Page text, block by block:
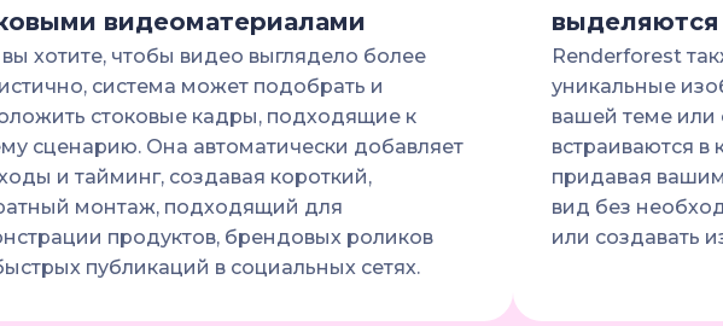
видеоматериалами
хотите, чтобы видео выглядело более
система может подобрать и
стоковые кадры, подходящие к
сценарию. Она автоматически добавляет
и тайминг, создавая короткий,
монтаж, подходящий для
продуктов, брендовых роликов
публикаций в социальных сетях.
выделяются
Renderforest
уникальные
вашей теме или
встраиваются
придавая
вид без
или создавать